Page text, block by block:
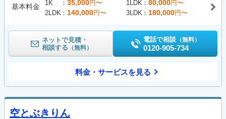
基本料金 1K 35,000円〜 1LDK 80,000円〜
2LDK
140,000円〜 3LDK 180,000円〜
ネットで見積・
相談する （無料）
電話で相談 （無料）
0120-905-734
料金・サービスを見る
空とぶきりん